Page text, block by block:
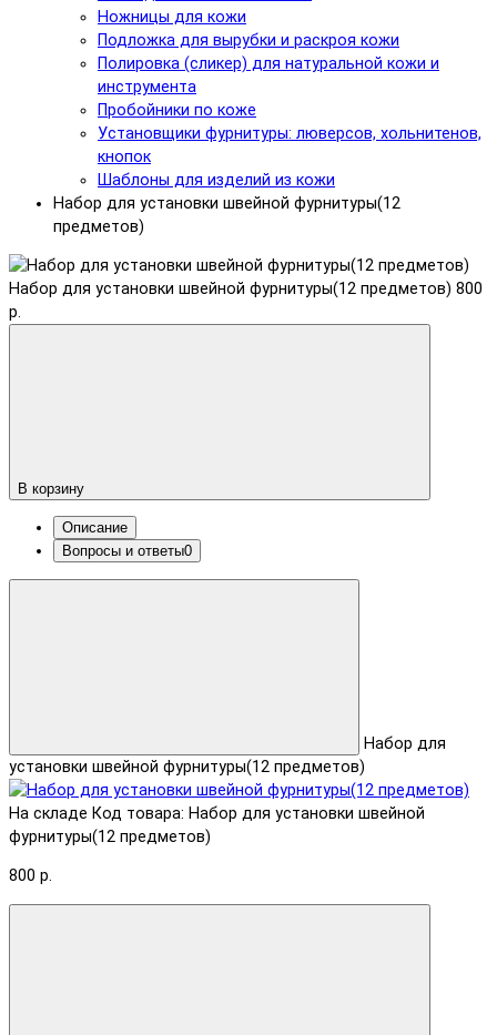
Ножницы для кожи
Подложка для вырубки и раскроя кожи
Полировка (сликер) для натуральной кожи и
инструмента
Пробойники по коже
Установщики фурнитуры: люверсов, хольнитенов,
кнопок
Шаблоны для изделий из кожи
Набор для установки швейной фурнитуры(12
предметов)
Набор для установки швейной фурнитуры(12 предметов) 800
р.
В корзину
Описание
Вопросы и ответы0
Набор для
установки швейной фурнитуры(12 предметов)
На складе Код товара: Набор для установки швейной
фурнитуры(12 предметов)
800 р.